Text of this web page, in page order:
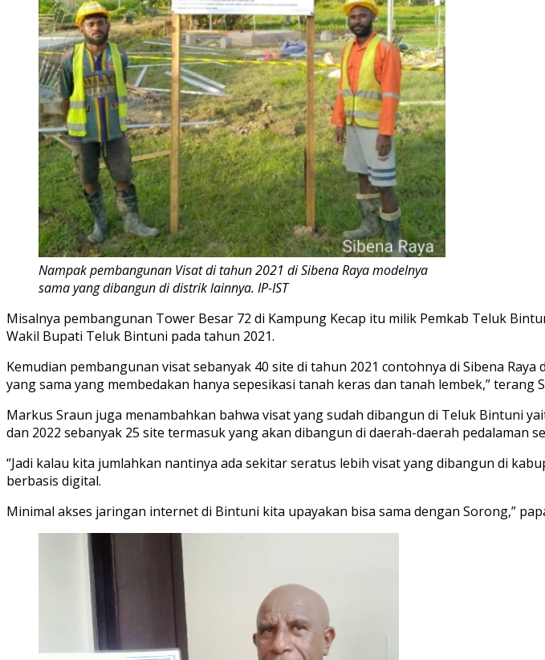
Nampak pembangunan Visat di tahun 2021 di Sibena Raya modelnya
sama yang dibangun di distrik lainnya. IP-IST
Misalnya pembangunan Tower Besar 72 di Kampung Kecap itu milik Pemkab Teluk
Wakil Bupati Teluk Bintuni pada tahun 2021.
Kemudian pembangunan visat sebanyak 40 site di tahun 2021 contohnya di Sibena
yang sama yang membedakan hanya sepesikasi tanah keras dan tanah lembek,” terang
Markus Sraun juga menambahkan bahwa visat yang sudah dibangun di Teluk Bintuni
dan 2022 sebanyak 25 site termasuk yang akan dibangun di daerah-daerah pedalaman
“Jadi kalau kita jumlahkan nantinya ada sekitar seratus lebih visat yang dibangun di
berbasis digital.
Minimal akses jaringan internet di Bintuni kita upayakan bisa sama dengan Sorong,”